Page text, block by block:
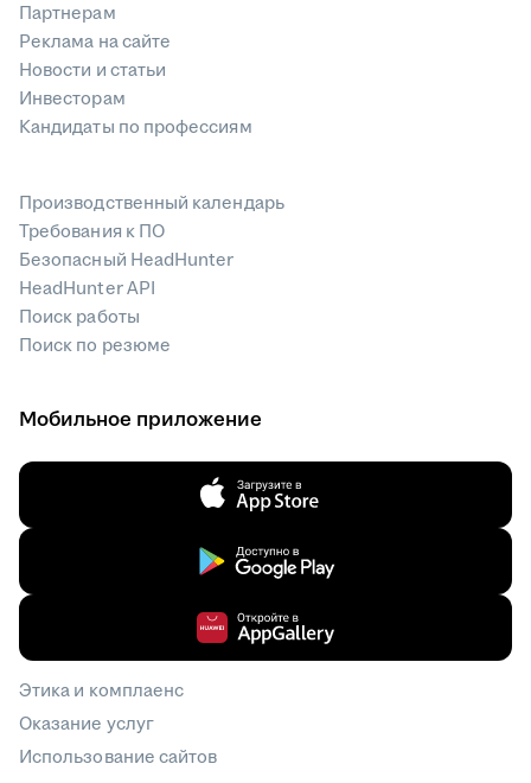
Партнерам
Реклама на сайте
Новости и статьи
Инвесторам
Кандидаты по профессиям
Производственный календарь
Требования к ПО
Безопасный HeadHunter
HeadHunter API
Поиск работы
Поиск по резюме
Мобильное приложение
Этика и комплаенс
Оказание услуг
Использование сайтов